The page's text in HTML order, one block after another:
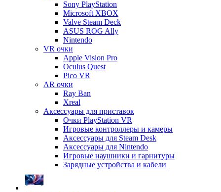
Sony PlayStation
Microsoft XBOX
Valve Steam Deck
ASUS ROG Ally
Nintendo
VR очки
Apple Vision Pro
Oculus Quest
Pico VR
AR очки
Ray Ban
Xreal
Аксессуары для приставок
Очки PlayStation VR
Игровые контроллеры и камеры
Аксессуары для Steam Desk
Аксессуары для Nintendo
Игровые наушники и гарнитуры
Зарядные устройства и кабели